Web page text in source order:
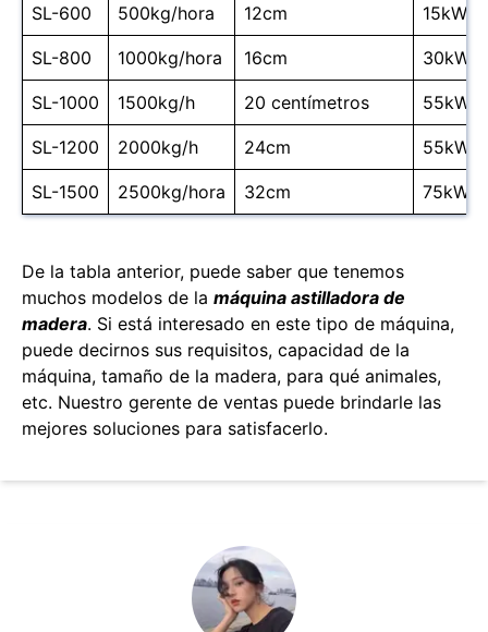
SL-600 500kg/hora 12cm 15kW
SL-800 1000kg/hora 16cm 30kW
SL-1000 1500kg/h 20 centímetros 55kW
SL-1200 2000kg/h 24cm 55kW
SL-1500 2500kg/hora 32cm 75kW
De la tabla anterior, puede saber que tenemos
muchos modelos de la máquina astilladora de
madera. Si está interesado en este tipo de máquina,
puede decirnos sus requisitos, capacidad de la
máquina, tamaño de la madera, para qué animales,
etc. Nuestro gerente de ventas puede brindarle las
mejores soluciones para satisfacerlo.